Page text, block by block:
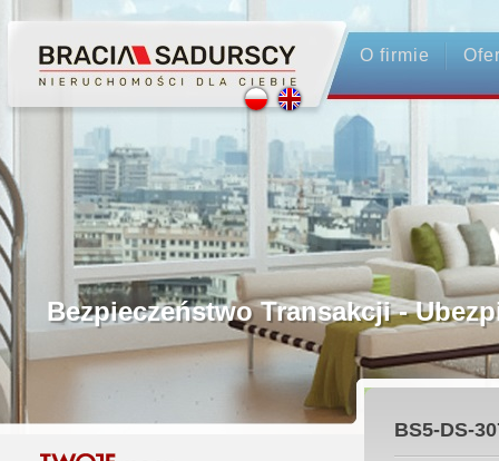
O firmie
Profesjonalne Pośrednictwo
Bezpieczeństwo Transakcji -
Licencjonowani Pośrednicy
Gwarancja Zwrotu ZadatkuBS5-DS-